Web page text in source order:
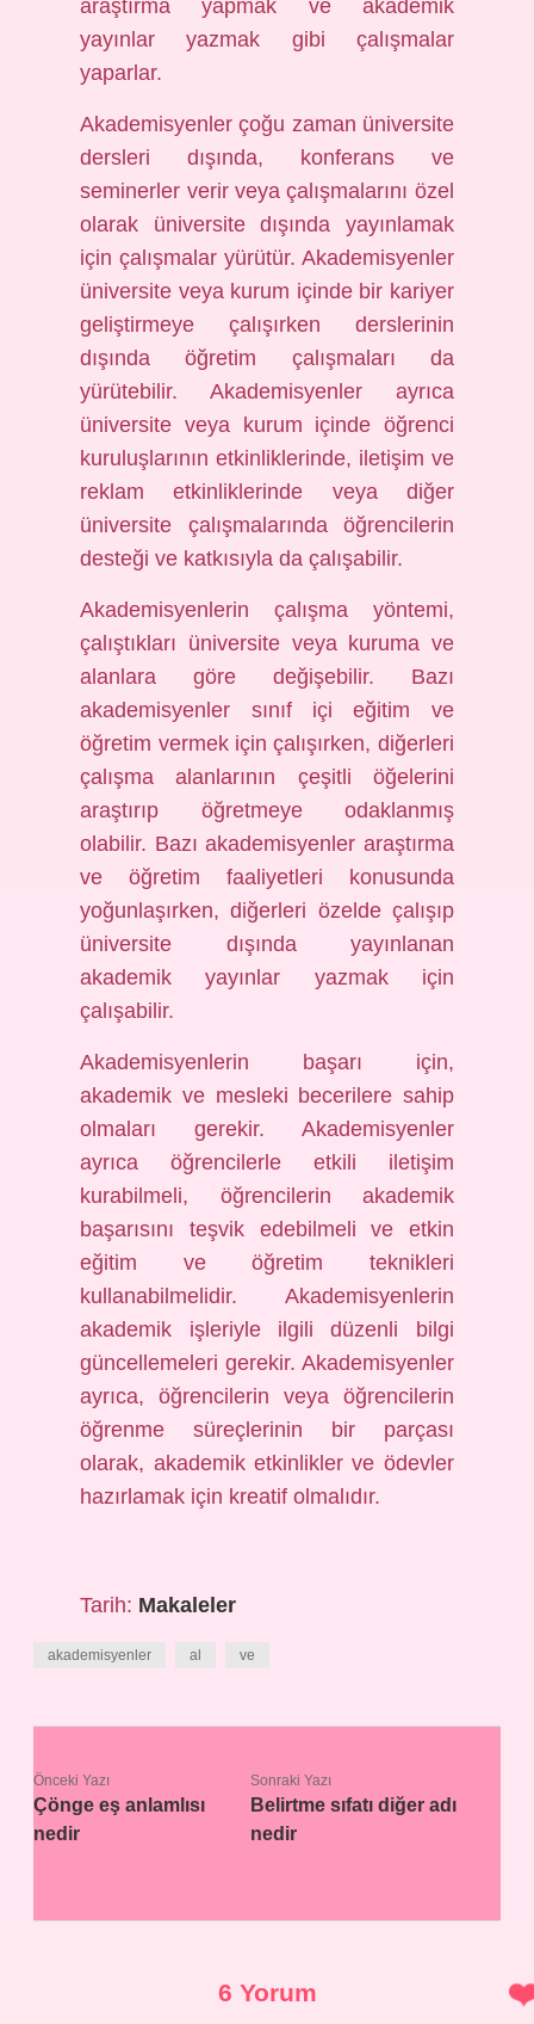
araştırma yapmak ve akademik
yayınlar yazmak gibi çalışmalar
yaparlar.
Akademisyenler çoğu zaman üniversite
dersleri dışında, konferans ve
seminerler verir veya çalışmalarını özel
olarak üniversite dışında yayınlamak
için çalışmalar yürütür. Akademisyenler
üniversite veya kurum içinde bir kariyer
geliştirmeye çalışırken derslerinin
dışında öğretim çalışmaları da
yürütebilir. Akademisyenler ayrıca
üniversite veya kurum içinde öğrenci
kuruluşlarının etkinliklerinde, iletişim ve
reklam etkinliklerinde veya diğer
üniversite çalışmalarında öğrencilerin
desteği ve katkısıyla da çalışabilir.
Akademisyenlerin çalışma yöntemi,
çalıştıkları üniversite veya kuruma ve
alanlara göre değişebilir. Bazı
akademisyenler sınıf içi eğitim ve
öğretim vermek için çalışırken, diğerleri
çalışma alanlarının çeşitli öğelerini
araştırıp öğretmeye odaklanmış
olabilir. Bazı akademisyenler araştırma
ve öğretim faaliyetleri konusunda
yoğunlaşırken, diğerleri özelde çalışıp
üniversite dışında yayınlanan
akademik yayınlar yazmak için
çalışabilir.
Akademisyenlerin başarı için,
akademik ve mesleki becerilere sahip
olmaları gerekir. Akademisyenler
ayrıca öğrencilerle etkili iletişim
kurabilmeli, öğrencilerin akademik
başarısını teşvik edebilmeli ve etkin
eğitim ve öğretim teknikleri
kullanabilmelidir. Akademisyenlerin
akademik işleriyle ilgili düzenli bilgi
güncellemeleri gerekir. Akademisyenler
ayrıca, öğrencilerin veya öğrencilerin
öğrenme süreçlerinin bir parçası
olarak, akademik etkinlikler ve ödevler
hazırlamak için kreatif olmalıdır.
Tarih: Makaleler
akademisyenler al ve
Önceki Yazı
Çönge eş anlamlısı
nedir
Sonraki Yazı
Belirtme sıfatı diğer adı
nedir
6 Yorum